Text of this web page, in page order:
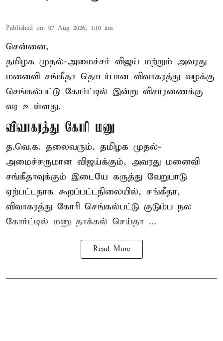
Published on: 07 Aug 2026, 1:10 am
சென்னை,
தமிழக முதல்-அமைச்சர் விஜய் மற்றும் அவரது
மனைவி சங்கீதா தொடர்பான விவாகரத்து வழக்கு
செங்கல்பட்டு கோர்ட்டில் இன்று விசாரணைக்கு
வர உள்ளது.
விவாகரத்து கோரி மனு
த.வெ.க. தலைவரும், தமிழக முதல்-
அமைச்சருமான விஜய்க்கும், அவரது மனைவி
சங்கீதாவுக்கும் இடையே கருத்து வேறுபாடு
ஏற்பட்டதாக கூறப்பட்டநிலையில், சங்கீதா,
விவாகரத்து கோரி செங்கல்பட்டு குடும்ப நல
கோர்ட்டில் மனு தாக்கல் செய்தா ...
Read More